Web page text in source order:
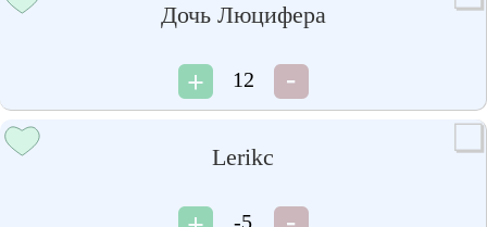
Дочь Люцифера
12
Lerikc
-5